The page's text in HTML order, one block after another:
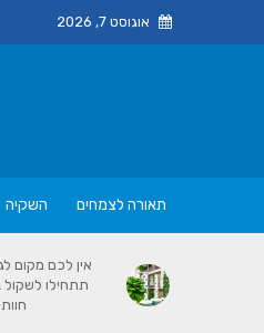
אוגוסט 7, 2026
תאורה לצמחים השקיה
אין לכם מקום
תתחילו לשקול